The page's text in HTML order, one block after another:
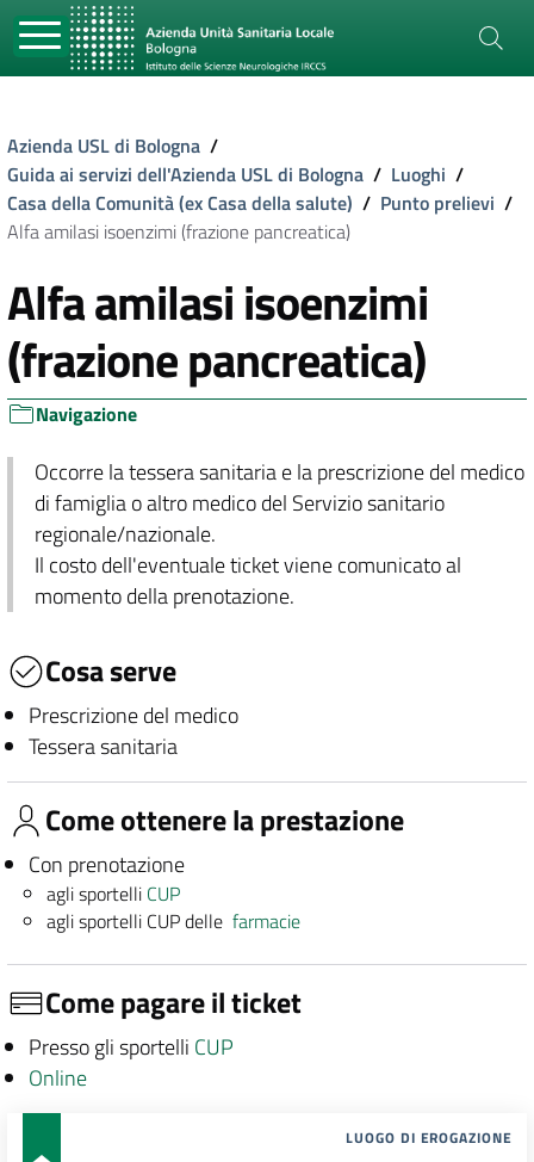
Azienda USL di Bologna /
Guida ai servizi dell'Azienda USL di Bologna / Luoghi /
Casa della Comunità (ex Casa della salute) / Punto prelievi /
Alfa amilasi isoenzimi (frazione pancreatica)
Alfa amilasi isoenzimi
(frazione pancreatica)
Navigazione
Occorre la tessera sanitaria e la prescrizione del medico
di famiglia o altro medico del Servizio sanitario
regionale/nazionale.
Il costo dell'eventuale ticket viene comunicato al
momento della prenotazione.
Cosa serve
Prescrizione del medico
Tessera sanitaria
Come ottenere la prestazione
Con prenotazione
agli sportelli CUP
agli sportelli CUP dellefarmacie
Come pagare il ticket
Presso gli sportelli CUP
Online
LUOGO DI EROGAZIONE